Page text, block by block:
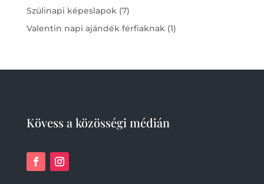
products
Szülinapi képeslapok 77
products
Valentin napi ajándék férfiaknak 11
Kövess a közösségi médián